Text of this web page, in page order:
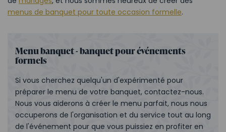
menus de banquet pour toute occasion formelle.
Menu banquet - banquet pour événements
formels
Si vous cherchez quelqu'un d'expérimenté pour
préparer le menu de votre banquet, contactez-nous.
Nous vous aiderons à créer le menu parfait, nous nous
occuperons de l'organisation et du service tout au long
de l'événement pour que vous puissiez en profiter en